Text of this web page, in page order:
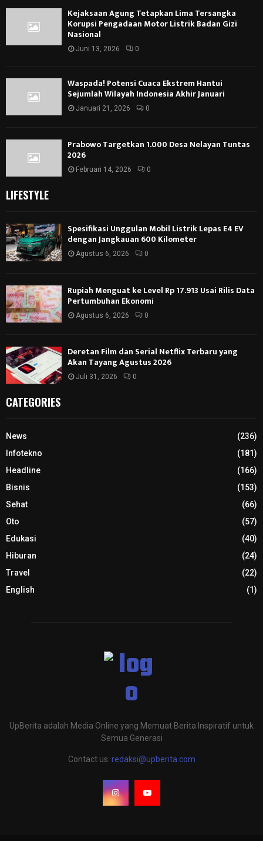
Kejaksaan Agung Tetapkan Lima Tersangka
Korupsi Pengadaan Motor Listrik Badan Gizi
Nasional
Juni 13, 2026 0
Waspada! Potensi Cuaca Ekstrem Hantui
Sejumlah Wilayah Indonesia Akhir Januari
Januari 21, 2026 0
Prabowo Targetkan 1.000 Desa Nelayan Tuntas
2026
Februari 14, 2026 0
LIFESTYLE
Spesifikasi Unggulan Mobil Listrik Lepas E4 EV
dengan Jangkauan 600 Kilometer
Agustus 6, 2026 0
Rupiah Menguat ke Level Rp 17.913 Usai Rilis Data
Pertumbuhan Ekonomi
Agustus 6, 2026 0
Deretan Film dan Serial Netflix Terbaru yang
Akan Tayang Agustus 2026
Juli 31, 2026 0
CATEGORIES
News
(236)
Infotekno
(181)
Headline
(166)
Bisnis
(153)
Sehat
(66)
Oto
(57)
Edukasi
(40)
Hiburan
(24)
Travel
(22)
English
(1)
UpBerita adalah Media Online yang Memuat Berita Inspiratif untuk
Semua Generasi
Contact us: redaksi@upberita.com